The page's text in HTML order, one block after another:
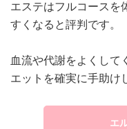
エステはフルコースを
すくなると評判です。
血流や代謝をよくして
エットを確実に手助け
エ